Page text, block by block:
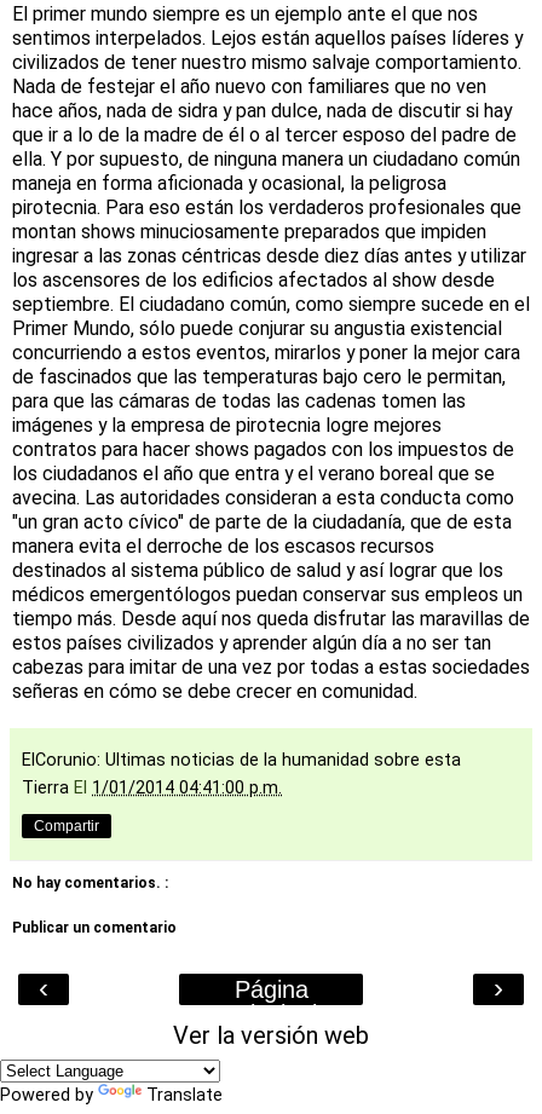
El primer mundo siempre es un ejemplo ante el que nos
sentimos interpelados. Lejos están aquellos países líderes y
civilizados de tener nuestro mismo salvaje comportamiento.
Nada de festejar el año nuevo con familiares que no ven
hace años, nada de sidra y pan dulce, nada de discutir si hay
que ir a lo de la madre de él o al tercer esposo del padre de
ella. Y por supuesto, de ninguna manera un ciudadano común
maneja en forma aficionada y ocasional, la peligrosa
pirotecnia. Para eso están los verdaderos profesionales que
montan shows minuciosamente preparados que impiden
ingresar a las zonas céntricas desde diez días antes y utilizar
los ascensores de los edificios afectados al show desde
septiembre. El ciudadano común, como siempre sucede en el
Primer Mundo, sólo puede conjurar su angustia existencial
concurriendo a estos eventos, mirarlos y poner la mejor cara
de fascinados que las temperaturas bajo cero le permitan,
para que las cámaras de todas las cadenas tomen las
imágenes y la empresa de pirotecnia logre mejores
contratos para hacer shows pagados con los impuestos de
los ciudadanos el año que entra y el verano boreal que se
avecina. Las autoridades consideran a esta conducta como
"un gran acto cívico" de parte de la ciudadanía, que de esta
manera evita el derroche de los escasos recursos
destinados al sistema público de salud y así lograr que los
médicos emergentólogos puedan conservar sus empleos un
tiempo más. Desde aquí nos queda disfrutar las maravillas de
estos países civilizados y aprender algún día a no ser tan
cabezas para imitar de una vez por todas a estas sociedades
señeras en cómo se debe crecer en comunidad.
ElCorunio: Ultimas noticias de la humanidad sobre esta
Tierra El 1/01/2014 04:41:00 p.m.
Compartir
No hay comentarios. :
Publicar un comentario
‹ ›
Página
Principal
Ver la versión web
Powered by Translate